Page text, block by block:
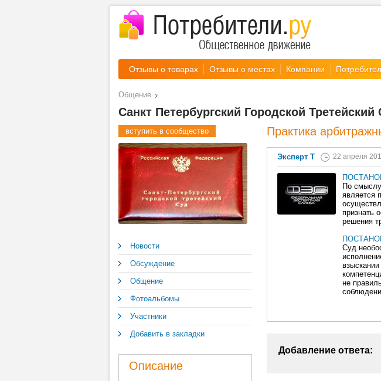
Отзывы о товарах Отзывы о местах Компании
Общение
Санкт Петербургский Городской Третейский
вступить в сообщество
Новости
Обсуждение
Общение
Фотоальбомы
Участники
Добавить в закладки
Описание
Практика
Эксперт Т 22 апреля
По смыслу
является
признать
решения
Суд
не
Добавление ответа: